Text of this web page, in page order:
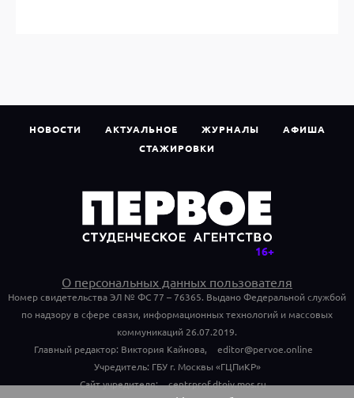
НОВОСТИ АКТУАЛЬНОЕ ЖУРНАЛЫ
АФИША
СТАЖИРОВКИ
О персональных данных пользователя
Номер свидетельства ЭЛ № ФС 77 – 76365. Выдано Федеральной службой
по надзору в сфере связи, информационных технологий и массовых
коммуникаций 26.07.2019.
Главный редактор: Виктория Кайнова,
editor@pervoe.online
Учредитель: ГБУ г. Москвы «ГЦПиКР»
Сайт учредителя:
centrprof.dtoiv.mos.ru